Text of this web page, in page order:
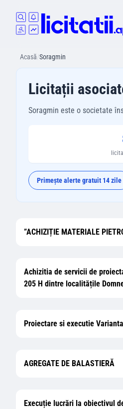
Acasă/Soragmin
Licitații
Soragmin este o societate
Primește alerte gratuit 14 zile
”ACHIZIȚIE MATERIALE
Achizitia de servicii de
205 H dintre localitățile
Proiectare si executie
AGREGATE DE BALASTIERĂ
Execuție lucrări la obiectivul